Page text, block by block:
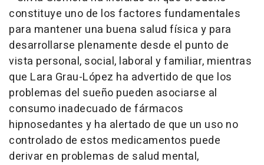
constituye uno de los factores fundamentales
para mantener una buena salud física y para
desarrollarse plenamente desde el punto de
vista personal, social, laboral y familiar, mientras
que Lara Grau-López ha advertido de que los
problemas del sueño pueden asociarse al
consumo inadecuado de fármacos
hipnosedantes y ha alertado de que un uso no
controlado de estos medicamentos puede
derivar en problemas de salud mental,